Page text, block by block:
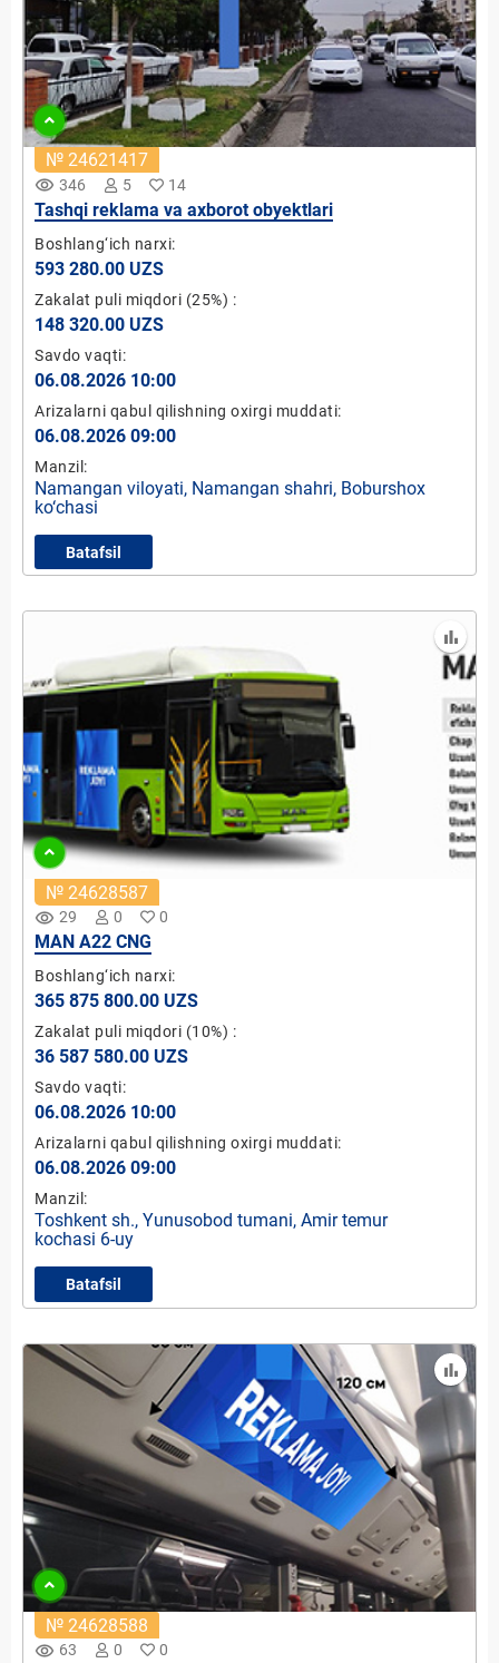
remove_red_eye 346 5 14
№ 24621417
Tashqi reklama va axborot obyektlari
Boshlang‘ich narxi:
593 280.00 UZS
Zakalat puli miqdori (25%) :
148 320.00 UZS
Savdo vaqti:
06.08.2026 10:00
Arizalarni qabul qilishning oxirgi muddati:
06.08.2026 09:00
Manzil:
Namangan viloyati, Namangan shahri, Boburshox
ko‘chasi
Batafsil
remove_red_eye 29 0 0
№ 24628587
MAN A22 CNG
Boshlang‘ich narxi:
365 875 800.00 UZS
Zakalat puli miqdori (10%) :
36 587 580.00 UZS
Savdo vaqti:
06.08.2026 10:00
Arizalarni qabul qilishning oxirgi muddati:
06.08.2026 09:00
Manzil:
Toshkent sh., Yunusobod tumani, Amir temur
kochasi 6-uy
Batafsil
remove_red_eye 63 0 0
№ 24628588